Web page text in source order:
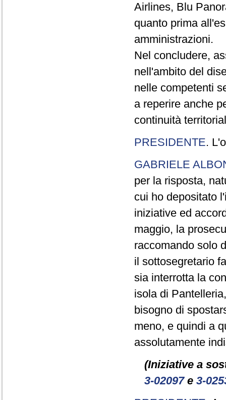
Airlines, Blu
quanto prima
amministrazioni.
Nel concludere,
nell'ambito del
nelle competenti
a reperire anche
continuità
PRESIDENTE.
GABRIELE
per la risposta,
cui ho depositato
iniziative ed
maggio, la
raccomando solo
il sottosegretario
sia interrotta la
isola di
bisogno di
meno, e quindi a
assolutamente
(Iniziative a
3-02097e 3-